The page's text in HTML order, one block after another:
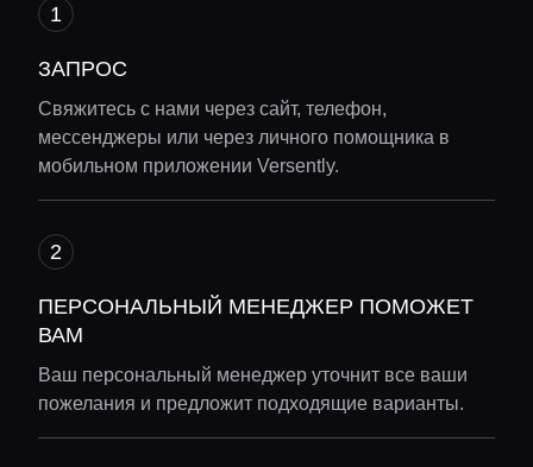
ЗАПРОС
Свяжитесь с нами через сайт, телефон,
мессенджеры или через личного помощника в
мобильном приложении Versently.
ПЕРСОНАЛЬНЫЙ МЕНЕДЖЕР ПОМОЖЕТ
ВАМ
Ваш персональный менеджер уточнит все ваши
пожелания и предложит подходящие варианты.